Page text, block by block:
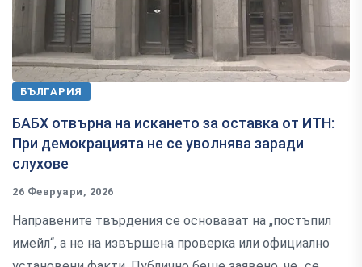
БЪЛГАРИЯ
БАБХ отвърна на искането за оставка от ИТН:
При демокрацията не се уволнява заради
слухове
26 Февруари, 2026
Направените твърдения се основават на „постъпил
имейл“, а не на извършена проверка или официално